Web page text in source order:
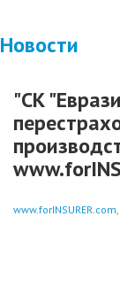
Новости
"СК